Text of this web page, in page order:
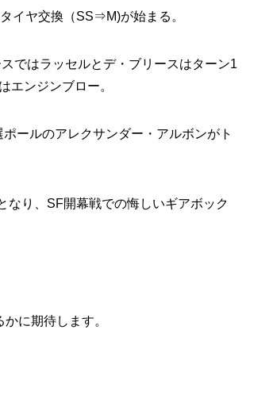
イヤ交換（SS⇒M)が始まる。
ではラッセルとデ・ブリースはターン1
エンジンブロー。
ールのアレクサンダー・アルボンがト
なり、SF開幕戦での悔しいギアボック
に期待します。